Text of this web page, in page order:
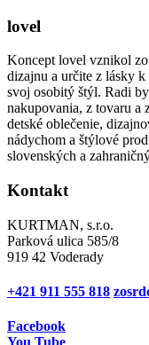
lovel
Koncept lovel vznikol
dizajnu a určite z lásky
svoj osobitý štýl. Radi
nakupovania, z tovaru a
detské oblečenie,
nádychom a štýlové
slovenských a
Kontakt
KURTMAN, s.r.o.
Parková ulica 585/8
919 42 Voderady
+421 911 555 818
Facebook